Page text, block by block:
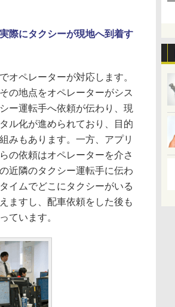
際にタクシーが現地へ到着す
ペレーターが対応します。
の地点をオペレーターがシス
ー運転手へ依頼が伝わり、現
ル化が進められており、目的
みもあります。一方、アプリ
の依頼はオペレーターを介さ
近隣のタクシー運転手に伝わ
イムでどこにタクシーがいる
ますし、配車依頼をした後も
ています。